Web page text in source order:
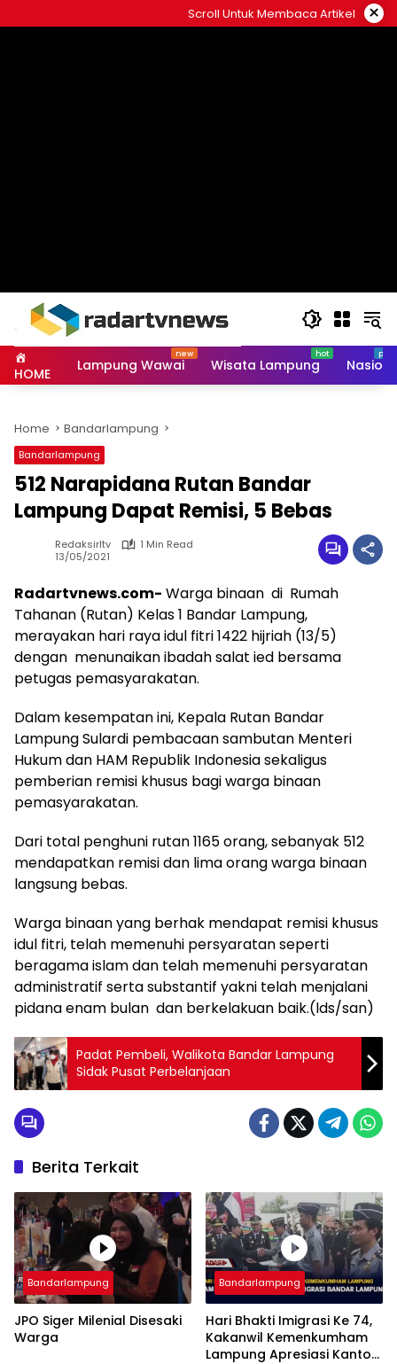
to
Scroll Untuk Membaca Artikel ×
HOME Lampung Wawai Wisata Lampung
Home Bandarlampung
Bandarlampung
512 Narapidana Rutan Bandar
Lampung Dapat Remisi, 5 Bebas
Redaksirltv
1 Min Read
13/05/2021
Radartvnews.com- Warga binaan di Rumah
Tahanan (Rutan) Kelas 1 Bandar Lampung,
merayakan hari raya idul fitri 1422 hijriah (13/5)
dengan menunaikan ibadah salat ied bersama
petugas pemasyarakatan.
Dalam kesempatan ini, Kepala Rutan Bandar
Lampung Sulardi pembacaan sambutan Menteri
Hukum dan HAM Republik Indonesia sekaligus
pemberian remisi khusus bagi warga binaan
pemasyarakatan.
Dari total penghuni rutan 1165 orang, sebanyak 512
mendapatkan remisi dan lima orang warga binaan
langsung bebas.
Warga binaan yang berhak mendapat remisi khusus
idul fitri, telah memenuhi persyaratan seperti
beragama islam dan telah memenuhi persyaratan
administratif serta substantif yakni telah menjalani
pidana enam bulan dan berkelakuan baik.(lds/san)
Padat Pembeli, Walikota Bandar Lampung
Sidak Pusat Perbelanjaan
Berita Terkait
Bandarlampung
JPO Siger Milenial Disesaki
Warga
Bandarlampung
Hari Bhakti Imigrasi Ke 74,
Kakanwil Kemenkumham
Lampung Apresiasi Kantor